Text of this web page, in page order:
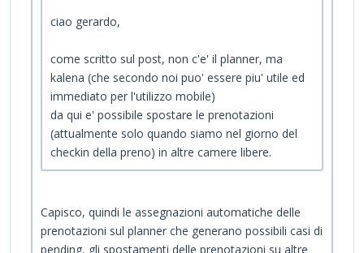
ciao gerardo,
come scritto sul post, non c'e' il planner, ma
kalena (che secondo noi puo' essere piu' utile ed
immediato per l'utilizzo mobile)
da qui e' possibile spostare le prenotazioni
(attualmente solo quando siamo nel giorno del
checkin della preno) in altre camere libere.
Capisco, quindi le assegnazioni automatiche delle
prenotazioni sul planner che generano possibili casi di
pending, gli spostamenti delle prenotazioni su altre